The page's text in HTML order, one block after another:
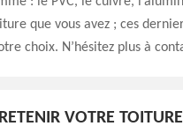
que vous avez ; ces
choix. N’hésitez plus à
VOTRE